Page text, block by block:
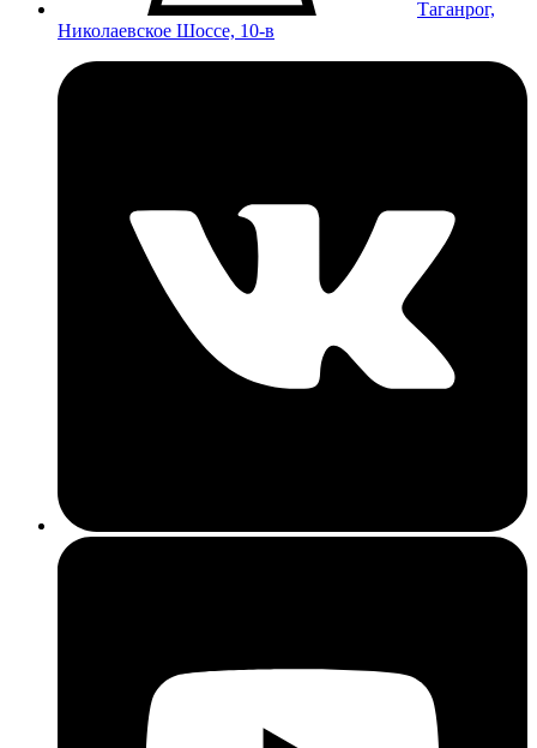
Таганрог,
Николаевское Шоссе, 10-в